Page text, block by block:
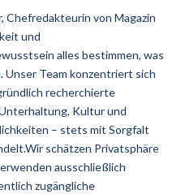
Chefredakteurin von Magazin
und
alles bestimmen, was
Team konzentriert sich
recherchierte
Kultur und
– stets mit Sorgfalt
schätzen Privatsphäre
ausschließlich
zugängliche